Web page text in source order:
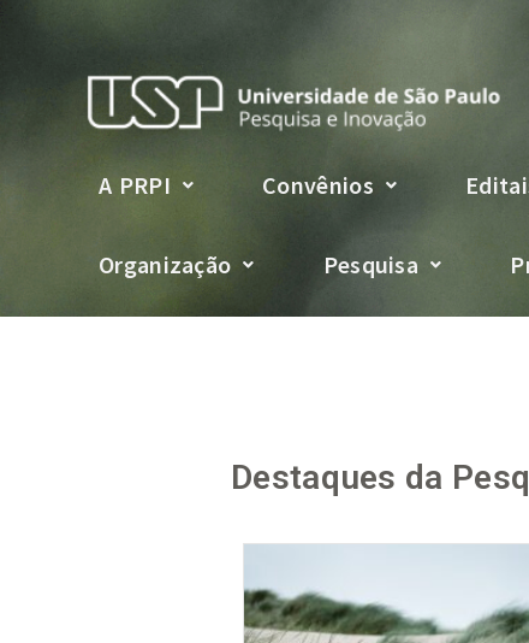
A PRPI Convênios
Organização Pesquisa
Destaques da